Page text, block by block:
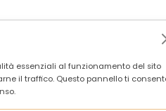
VERSO LA CNE 2026 - ROMA, 6
2025 - Ancona
essenziali al funzionamento del sito
il traffico. Questo pannello ti